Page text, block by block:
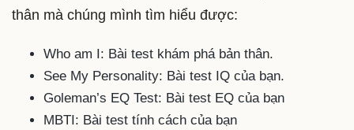
thân mà chúng mình tìm hiểu được:
Who am I: Bài test khám phá bản thân.
See My Personality: Bài test IQ của bạn.
Goleman’s EQ Test: Bài test EQ của bạn
MBTI: Bài test tính cách của bạn